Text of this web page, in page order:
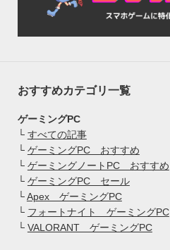
おすすめカテゴリ一覧
ゲーミングPC
└ すべての記事
└ ゲーミングPC おすすめ
└ ゲーミングノートPC おすすめ
└ ゲーミングPC セール
└Apex ゲーミングPC
└ フォートナイト ゲーミングPC
└ VALORANT ゲーミングPC